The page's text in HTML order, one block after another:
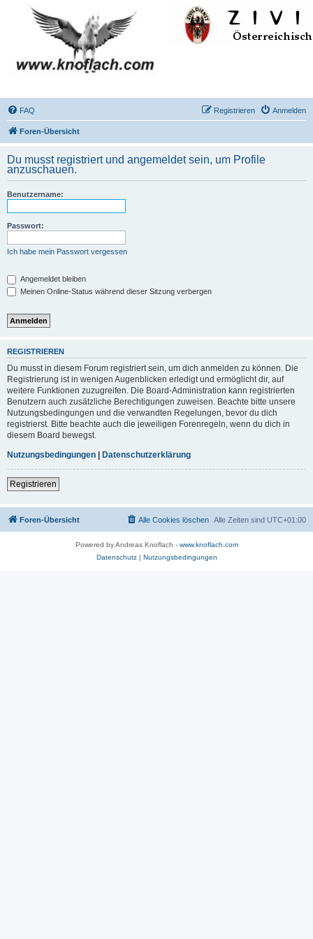
FAQ Anmelden
Registrieren
Foren-Übersicht
Du musst registriert und angemeldet sein, um Profile
anzuschauen.
Benutzername:
Passwort:
Ich habe mein Passwort vergessen
Angemeldet bleiben
Meinen Online-Status während dieser Sitzung verbergen
REGISTRIEREN
Du musst in diesem Forum registriert sein, um dich anmelden zu können. Die
Registrierung ist in wenigen Augenblicken erledigt und ermöglicht dir, auf
weitere Funktionen zuzugreifen. Die Board-Administration kann registrierten
Benutzern auch zusätzliche Berechtigungen zuweisen. Beachte bitte unsere
Nutzungsbedingungen und die verwandten Regelungen, bevor du dich
registrierst. Bitte beachte auch die jeweiligen Forenregeln, wenn du dich in
diesem Board bewegst.
Nutzungsbedingungen | Datenschutzerklärung
Registrieren
Foren-Übersicht Alle Zeiten sind UTC+01:00
Alle Cookies löschen
Powered by Andreas Knoflach - www.knoflach.com
Datenschutz| Nutzungsbedingungen